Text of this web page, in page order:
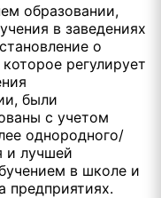
образовании,
в заведениях
о
регулирует
были
с учетом
однородного/
и лучшей
в школе и
предприятиях.